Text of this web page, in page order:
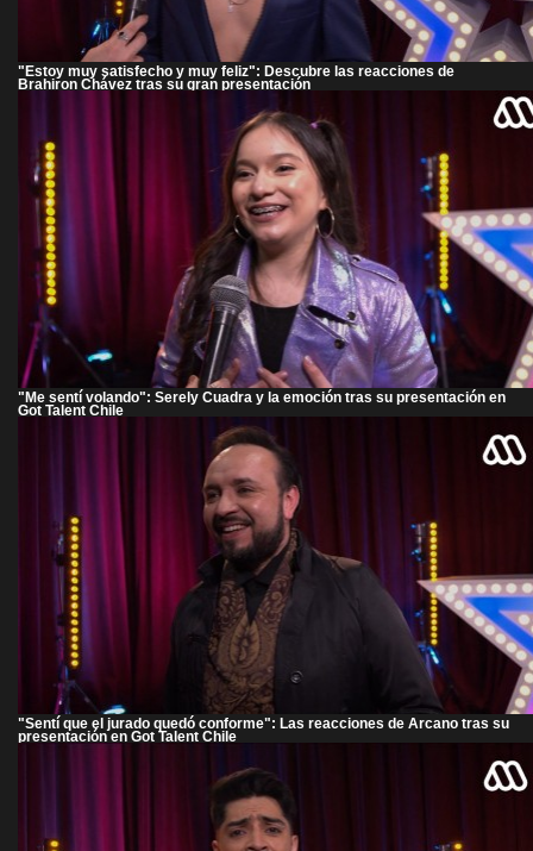
"Estoy muy satisfecho y muy feliz": Descubre las reacciones de
Brahiron Chávez tras su gran presentación
"Me sentí volando": Serely Cuadra y la emoción tras su presentación en
Got Talent Chile
"Sentí que el jurado quedó conforme": Las reacciones de Arcano tras su
presentación en Got Talent Chile